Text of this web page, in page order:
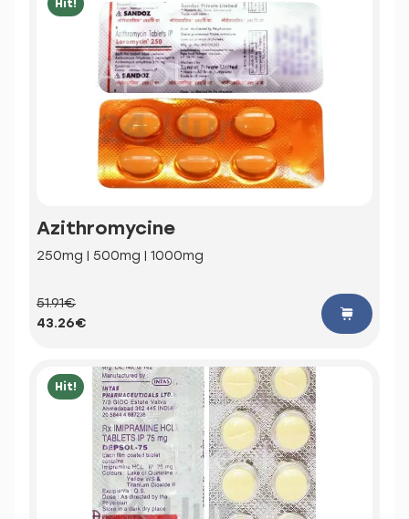
Hit!
Azithromycine
250mg | 500mg | 1000mg
51.91€
43.26€
Hit!